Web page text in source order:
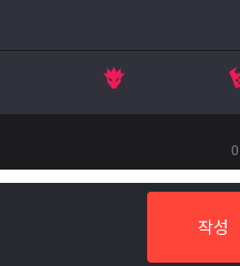
0
작성